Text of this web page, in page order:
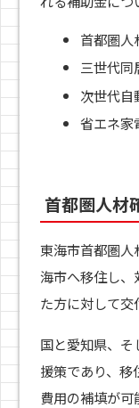
首都圏人
三世代同
次世代自
省エネ家
首都圏人材
東海市首都圏人
海市へ移住し、
た方に対して交
国と愛知県、
援策であり、
費用の補填が可